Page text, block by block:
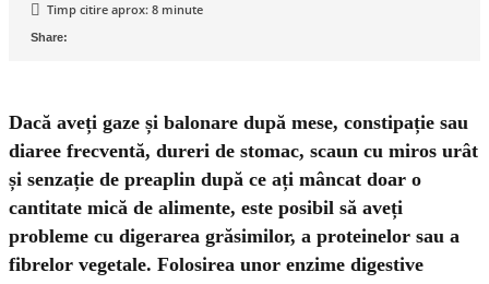
Timp citire aprox: 8 minute
Dacă aveți gaze și balonare după mese, constipație sau
diaree frecventă, dureri de stomac, scaun cu miros urât
și senzație de preaplin după ce ați mâncat doar o
cantitate mică de alimente, este posibil să aveți
probleme cu digerarea grăsimilor, a proteinelor sau a
fibrelor vegetale. Folosirea unor enzime digestive